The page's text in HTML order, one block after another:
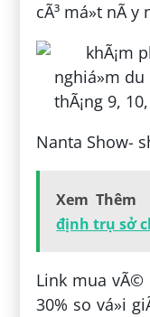
cÃ³ má»t nÃ y
Nanta Show-
Xem Thêm
định trụ sở
Link mua vÃ©
30% so vá»i